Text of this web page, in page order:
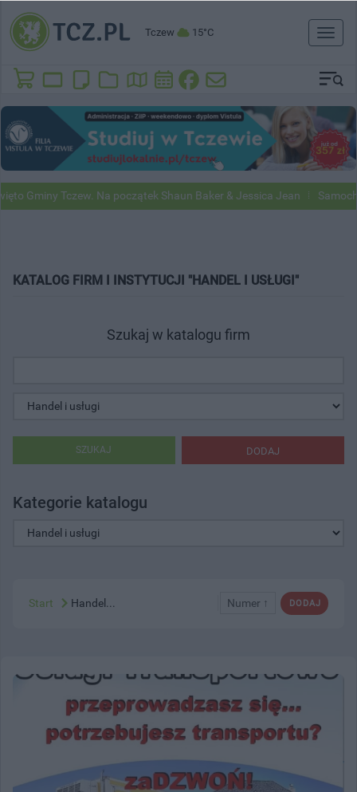
Tczew 15°C
Toggle
Tczew. Na początek Shaun Baker & Jessica Jean Samochody
KATALOG FIRM I INSTYTUCJI "HANDEL I USŁUGI"
Szukaj w katalogu firm
DODAJ
SZUKAJ
Kategorie katalogu
DODAJ
Numer ↑
Start Handel...